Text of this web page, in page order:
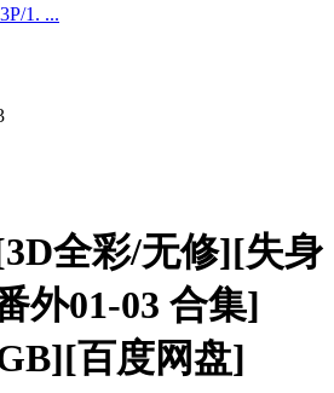
1. ...
全彩/无修][失身
外01-03 合集]
百度网盘]